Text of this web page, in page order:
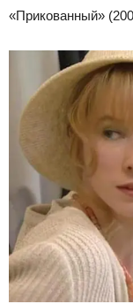
«Прикованный»